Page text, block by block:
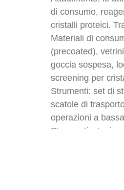
di consumo,
cristalli proteici.
Materiali di
(precoated),
goccia sospesa,
screening per
Strumenti: set di
scatole di
operazioni a
Strumenti:
cristallizzazione